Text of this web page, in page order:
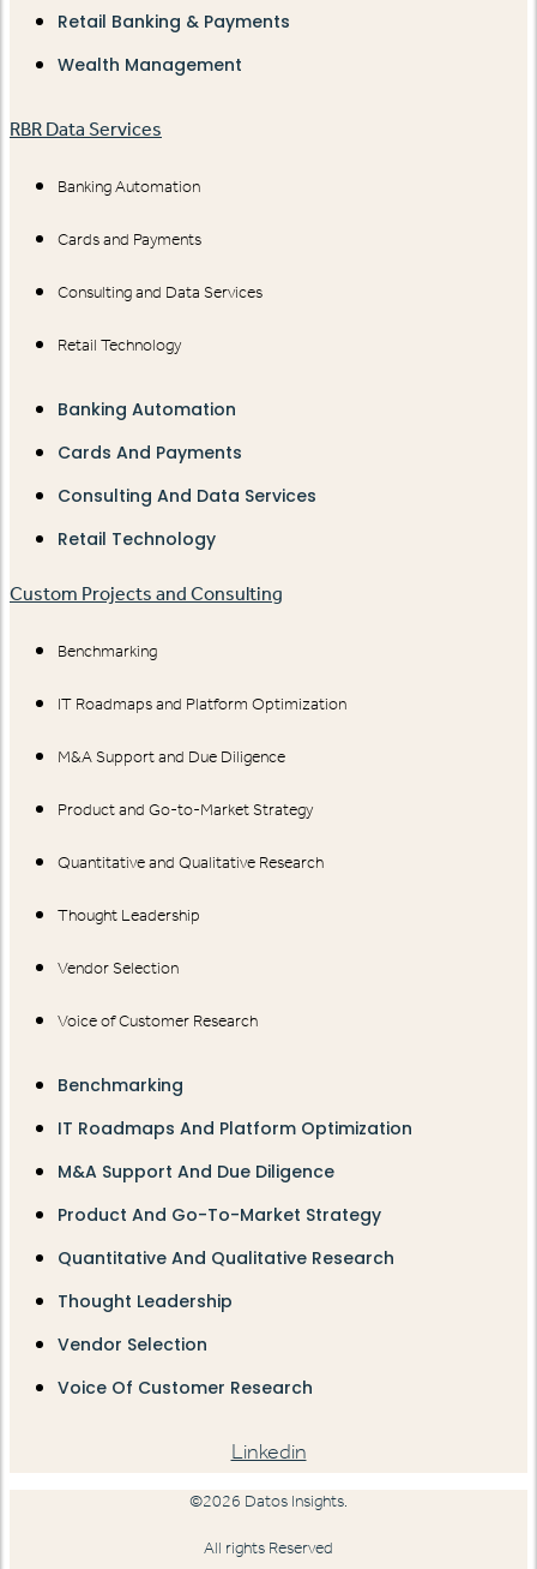
Retail Banking & Payments
Wealth Management
RBR Data Services
Banking Automation
Cards and Payments
Consulting and Data Services
Retail Technology
Banking Automation
Cards And Payments
Consulting And Data Services
Retail Technology
Custom Projects and Consulting
Benchmarking
IT Roadmaps and Platform Optimization
M&A Support and Due Diligence
Product and Go-to-Market Strategy
Quantitative and Qualitative Research
Thought Leadership
Vendor Selection
Voice of Customer Research
Benchmarking
IT Roadmaps And Platform Optimization
M&A Support And Due Diligence
Product And Go-To-Market Strategy
Quantitative And Qualitative Research
Thought Leadership
Vendor Selection
Voice Of Customer Research
Linkedin
©2026 Datos Insights.
All rights Reserved